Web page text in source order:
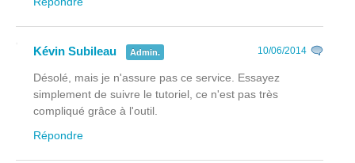
Kévin Subileau Admin. 10/06/2014
Désolé, mais je n'assure pas ce service. Essayez
simplement de suivre le tutoriel, ce n'est pas très
compliqué grâce à l'outil.
Répondre